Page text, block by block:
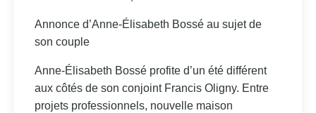
Annonce d’Anne-Élisabeth Bossé au sujet de
son couple
Anne-Élisabeth Bossé profite d’un été différent
aux côtés de son conjoint Francis Oligny. Entre
projets professionnels, nouvelle maison